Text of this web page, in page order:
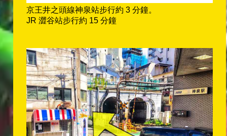
京王井之頭線神泉站步行約 3 分鐘。
JR 澀谷站步行約 15 分鐘